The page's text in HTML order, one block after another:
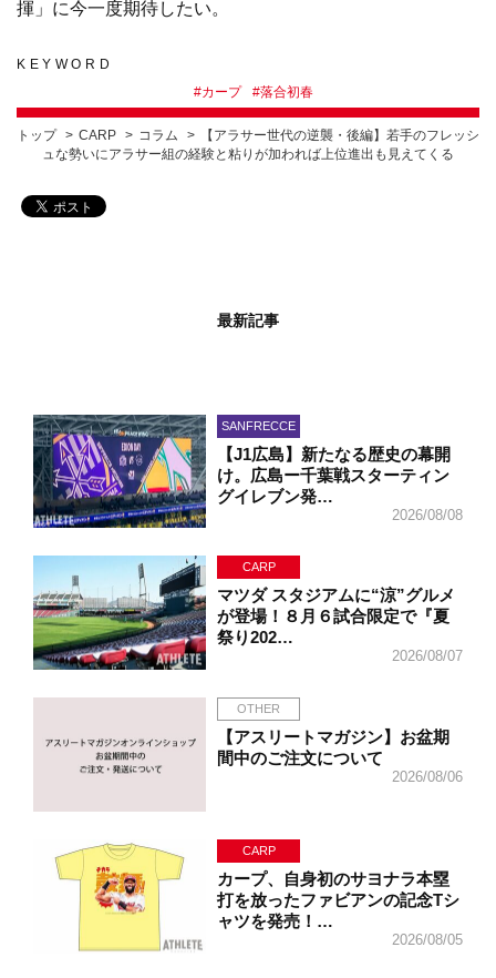
揮」に今一度期待したい。
KEYWORD
#カープ #落合初春
トップ CARP コラム
【アラサー世代の逆襲・後編】若手のフレッシ
ュな勢いにアラサー組の経験と粘りが加われば上位進出も見えてくる
最新記事
SANFRECCE
【J1広島】新たなる歴史の幕開
け。広島ー千葉戦スターティン
グイレブン発…
2026/08/08
CARP
マツダ スタジアムに“涼”グルメ
が登場！８月６試合限定で『夏
祭り202…
2026/08/07
OTHER
【アスリートマガジン】お盆期
間中のご注文について
2026/08/06
CARP
カープ、自身初のサヨナラ本塁
打を放ったファビアンの記念Tシ
ャツを発売！…
2026/08/05